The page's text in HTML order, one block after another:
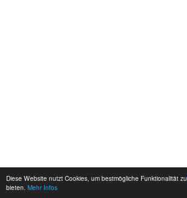
Diese Website nutzt Cookies, um bestmögliche Funktionalität zu
bieten. Mehr Infos